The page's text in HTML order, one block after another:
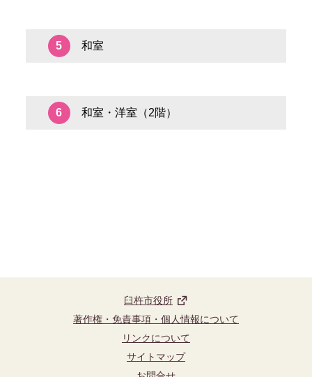
5 和室
6 和室・洋室（2階）
臼杵市役所
著作権・免責事項・個人情報について
リンクについて
サイトマップ